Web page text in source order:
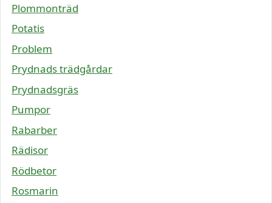
Plommonträd
Potatis
Problem
Prydnads trädgårdar
Prydnadsgräs
Pumpor
Rabarber
Rädisor
Rödbetor
Rosmarin